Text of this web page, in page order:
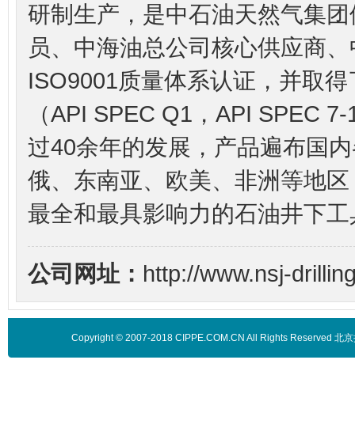
研制生产，是中石油天然气集
员、中海油总公司核心供应商
ISO9001质量体系认证，并取
（API SPEC Q1，API SPEC
过40余年的发展，产品遍布国
俄、东南亚、欧美、非洲等地
最全和最具影响力的石油井下
公司网址： http://www.nsj-
Copyright © 2007-2018 CIPPE.COM.CN All Rights Reserved